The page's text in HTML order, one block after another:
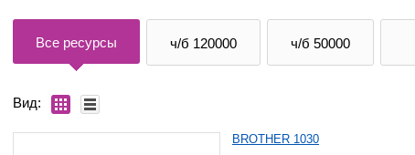
Все ресурсы ч/б 120000 ч/б 50000
Вид:
BROTHER 1030